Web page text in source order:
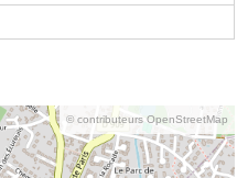
© contributeurs OpenStreetMap